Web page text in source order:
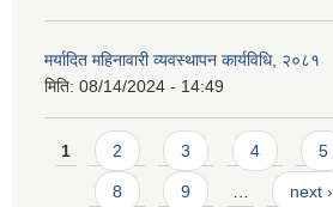
मर्यादित महिनावारी व्यवस्थापन कार्यविधि, २०८१
मिति: 08/14/2024 - 14:49
Pages
1 2 3 4 5
8 9 … next ›